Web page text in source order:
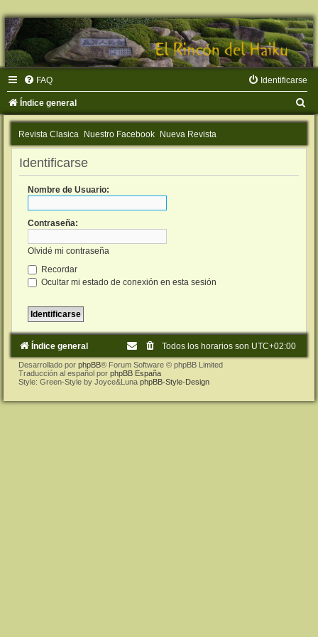
FAQ Identificarse
Índice general
u
Revista Clasica Nuestro Facebook Nueva Revista
Identificarse
Nombre de Usuario:
Contraseña:
Olvidé mi contraseña
Recordar
Ocultar mi estado de conexión en esta sesión
Índice general Todos los horarios son UTC+02:00
Desarrollado por phpBB® Forum Software © phpBB Limited
Traducción al español por phpBB España
Style: Green-Style by Joyce&Luna phpBB-Style-Design